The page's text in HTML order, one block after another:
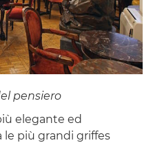
pensiero
elegante ed
le più grandi griffes